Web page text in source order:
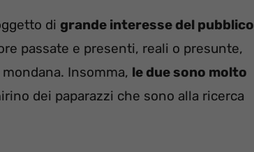
di grande interesse del pubblico
passate e presenti, reali o presunte,
Insomma, le due sono molto
dei paparazzi che sono alla ricerca